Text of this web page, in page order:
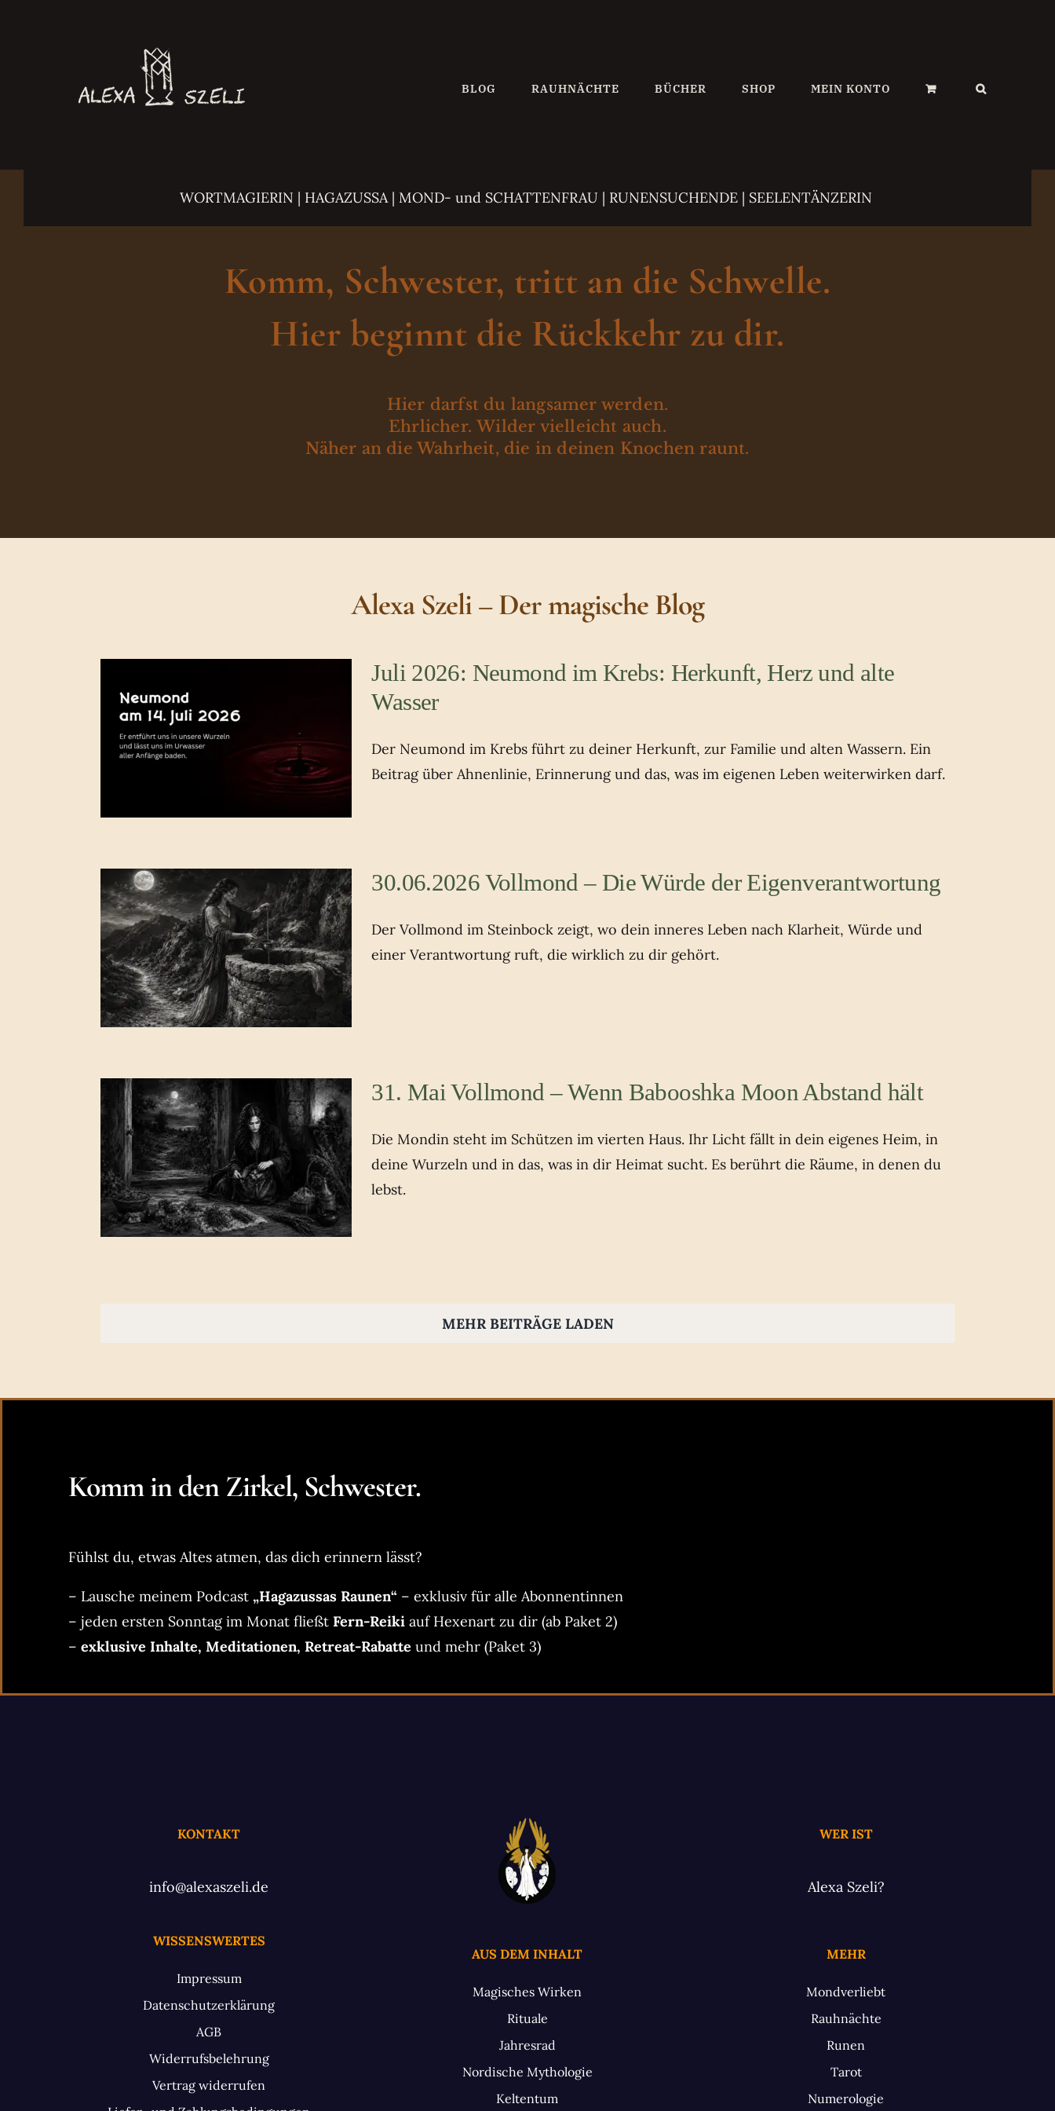
BLOG RAUHNÄCHTE BÜCHER SHOP MEIN KONTO
WORTMAGIERIN | HAGAZUSSA | MOND- und SCHATTENFRAU | RUNENSUCHENDE | SEELENTÄNZERIN
Komm, Schwester, tritt an die Schwelle.
Hier beginnt die Rückkehr zu dir.
Hier darfst du langsamer werden.
Ehrlicher. Wilder vielleicht auch.
Näher an die Wahrheit, die in deinen Knochen raunt.
Alexa Szeli – Der magische Blog
Juli 2026: Neumond im Krebs: Herkunft, Herz und alte
Wasser
Der Neumond im Krebs führt zu deiner Herkunft, zur Familie und alten Wassern. Ein
Beitrag über Ahnenlinie, Erinnerung und das, was im eigenen Leben weiterwirken darf.
30.06.2026 Vollmond – Die Würde der Eigenverantwortung
Der Vollmond im Steinbock zeigt, wo dein inneres Leben nach Klarheit, Würde und
einer Verantwortung ruft, die wirklich zu dir gehört.
31. Mai Vollmond – Wenn Babooshka Moon Abstand hält
Die Mondin steht im Schützen im vierten Haus. Ihr Licht fällt in dein eigenes Heim, in
deine Wurzeln und in das, was in dir Heimat sucht. Es berührt die Räume, in denen du
lebst.
MEHR BEITRÄGE LADEN
Komm in den Zirkel, Schwester.
Fühlst du, etwas Altes atmen, das dich erinnern lässt?
– Lausche meinem Podcast „Hagazussas Raunen“ – exklusiv für alle Abonnentinnen
– jeden ersten Sonntag im Monat fließt Fern-Reikiauf Hexenart zu dir (ab Paket 2)
– exklusive Inhalte, Meditationen, Retreat-Rabatte und mehr (Paket 3)
KONTAKT
info@alexaszeli.de
WER IST
Alexa Szeli?
WISSENSWERTES
Impressum
Datenschutzerklärung
AGB
Widerrufsbelehrung
Vertrag widerrufen
AUS DEM INHALT
Magisches Wirken
Rituale
Jahresrad
Nordische Mythologie
Keltentum
MEHR
Mondverliebt
Rauhnächte
Runen
Tarot
Numerologie